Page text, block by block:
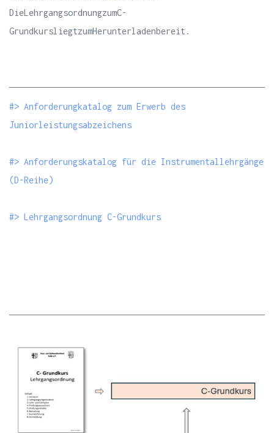
DieLehrgangsordnungzumC-
GrundkursliegtzumHerunterladenbereit.
#> Anforderungkatalog zum Erwerb des
Juniorleistungsabzeichens
#> Anforderungskatalog für die Instrumentallehrgänge
(D-Reihe)
#> Lehrgangsordnung C-Grundkurs